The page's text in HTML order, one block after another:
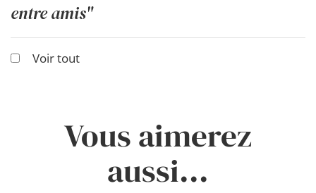
entre amis"
Voir tout
Vous aimerez
aussi...